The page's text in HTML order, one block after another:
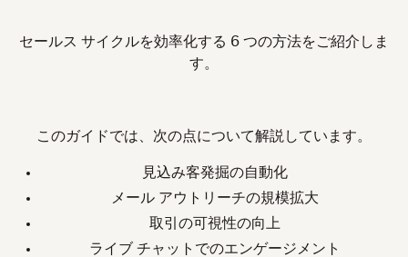
セールス サイクルを効率化する 6 つの方法をご紹介しま
す。
このガイドでは、次の点について解説しています。
見込み客発掘の自動化
メール アウトリーチの規模拡大
取引の可視性の向上
ライブ チャットでのエンゲージメント